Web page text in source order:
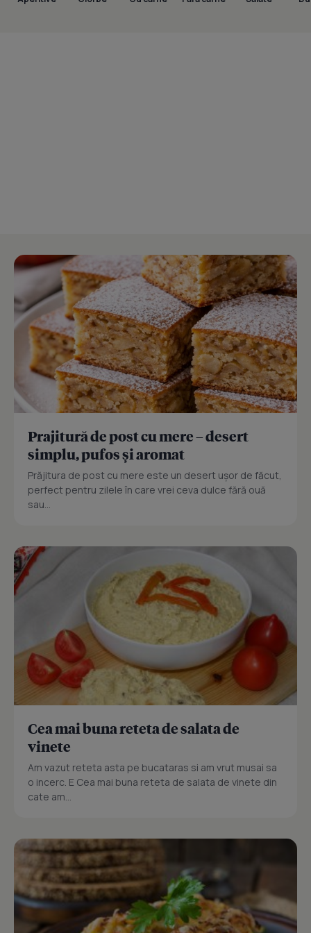
Prajitură de post cu mere – desert
simplu, pufos și aromat
Prăjitura de post cu mere este un desert ușor de făcut,
perfect pentru zilele în care vrei ceva dulce fără ouă
sau...
Cea mai buna reteta de salata de
vinete
Am vazut reteta asta pe bucataras si am vrut musai sa
o incerc. E Cea mai buna reteta de salata de vinete din
cate am...